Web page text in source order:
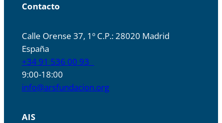
Contacto
Calle Orense 37, 1º C.P.: 28020 Madrid
España
+34 91 536 00 93
9:00-18:00
info@arsfundacion.org
AIS